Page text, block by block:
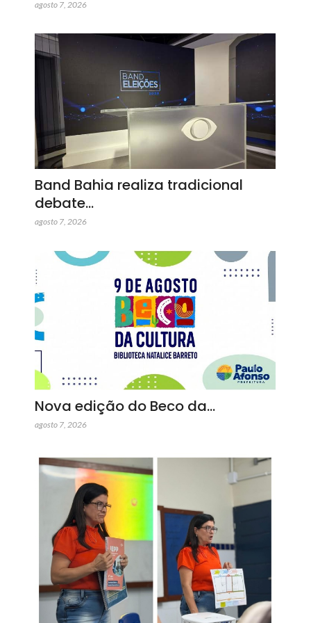
agosto 7, 2026
Band Bahia realiza tradicional
debate…
agosto 7, 2026
Nova edição do Beco da…
agosto 7, 2026